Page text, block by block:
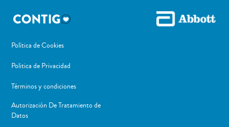
Política de Cookies
Politica de Privacidad
Términos y condiciones
Autorización De Tratamiento de
Datos